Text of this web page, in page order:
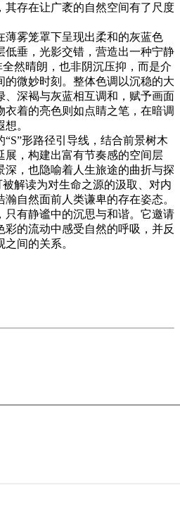
其存在让广袤的自然空间有了尺度
薄雾笼罩下呈现出柔和的灰蓝色
低垂，光影交错，营造出一种宁静
然晴朗，也非阴沉压抑，而是介
的微妙时刻。整体色调以沉稳的大
、深褐与灰蓝相互调和，赋予画面
着的亮色则如点睛之笔，在暗调
。
形路径引导线，结合前景树木
展，构建出富有节奏感的空间层
深，也隐喻着人生旅途的曲折与探
解读为对生命之源的汲取、对内
自然面前人类谦卑的存在姿态。
只有静谧中的沉思与和谐。它邀请
的流动中感受自然的呼吸，并反
间的关系。